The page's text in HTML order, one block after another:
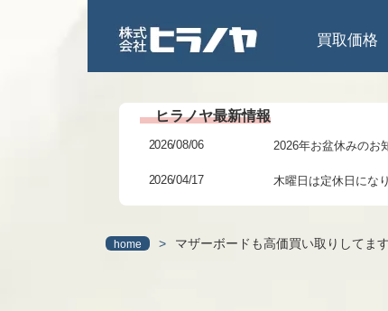
買取価格
2026/08/06 2026年お盆休みのお
2026/04/17 木曜日は定休日にな
2026/01/24 研修に伴う臨時休業
home > マザーボードも高価買い取りしてます